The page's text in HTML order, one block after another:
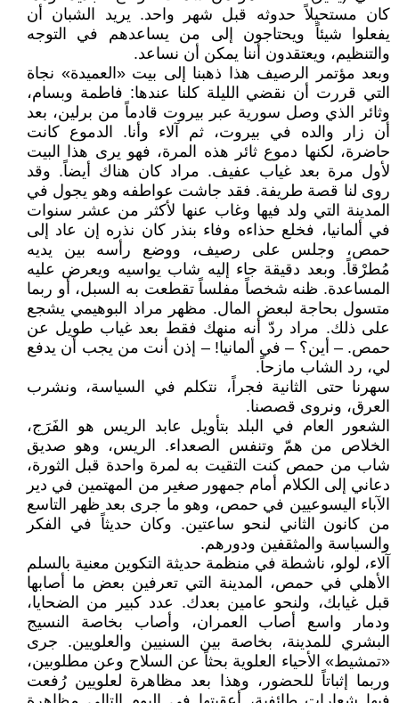
كان مستحيلاً حدوثه قبل شهر واحد. يريد الشبان أن
يفعلوا شيئاً ويحتاجون إلى من يساعدهم في التوجه
والتنظيم، ويعتقدون أننا يمكن أن نساعد.
وبعد مؤتمر الرصيف هذا ذهبنا إلى بيت «العميدة» نجاة
التي قررت أن نقضي الليلة كلنا عندها: فاطمة وبسام،
وثائر الذي وصل سورية عبر بيروت قادماً من برلين، بعد
أن زار والده في بيروت، ثم آلاء وأنا. الدموع كانت
حاضرة، لكنها دموع ثائر هذه المرة، فهو يرى هذا البيت
لأول مرة بعد غياب عفيف. مراد كان هناك أيضاً. وقد
روى لنا قصة طريفة. فقد جاشت عواطفه وهو يجول في
المدينة التي ولد فيها وغاب عنها لأكثر من عشر سنوات
في ألمانيا، فخلع حذاءه وفاء بنذر كان نذره إن عاد إلى
حمص، وجلس على رصيف، ووضع رأسه بين يديه
مُطرْقاً. وبعد دقيقة جاء إليه شاب يواسيه ويعرض عليه
المساعدة. ظنه شخصاً مفلساً تقطعت به السبل، أو ربما
متسول بحاجة لبعض المال. مظهر مراد البوهيمي يشجع
على ذلك. مراد ردّ أنه منهك فقط بعد غياب طويل عن
حمص. – أين؟ – في ألمانيا! – إذن أنت من يجب أن يدفع
لي، رد الشاب مازحاً.
سهرنا حتى الثانية فجراً، نتكلم في السياسة، ونشرب
العرق، ونروى قصصنا.
الشعور العام في البلد بتأويل عابد الريس هو الفَرَج،
الخلاص من همّ وتنفس الصعداء. الريس، وهو صديق
شاب من حمص كنت التقيت به لمرة واحدة قبل الثورة،
دعاني إلى الكلام أمام جمهور صغير من المهتمين في دير
الآباء اليسوعيين في حمص، وهو ما جرى بعد ظهر التاسع
من كانون الثاني لنحو ساعتين. وكان حديثاً في الفكر
والسياسة والمثقفين ودورهم.
آلاء، لولو، ناشطة في منظمة حديثة التكوين معنية بالسلم
الأهلي في حمص، المدينة التي تعرفين بعض ما أصابها
قبل غيابك، ولنحو عامين بعدك. عدد كبير من الضحايا،
ودمار واسع أصاب العمران، وأصاب بخاصة النسيج
البشري للمدينة، بخاصة بين السنيين والعلويين. جرى
«تمشيط» الأحياء العلوية بحثاً عن السلاح وعن مطلوبين،
وربما إثباتاً للحضور، وهذا بعد مظاهرة لعلويين رُفعت